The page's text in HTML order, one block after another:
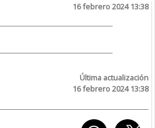
16 febrero 2024 13:38
Última actualización
16 febrero 2024 13:38